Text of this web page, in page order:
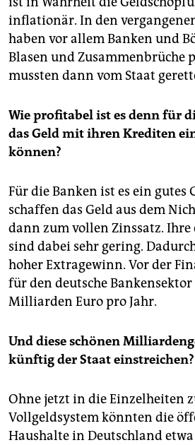
inflationär. In den
haben vor allem Banken und
Blasen und Zusammenbrüche
mussten dann vom Staat
Wie profitabel ist es denn für
das Geld mit ihren Krediten
können?
Für die Banken ist es ein gutes
schaffen das Geld aus dem
dann zum vollen Zinssatz. Ihre
sind dabei sehr gering.
hoher Extragewinn. Vor der
für den deutsche Bankensektor
Milliarden Euro pro Jahr.
Und diese schönen
künftig der Staat einstreichen?
Ohne jetzt in die Einzelheiten
Vollgeldsystem könnten die
Haushalte in Deutschland